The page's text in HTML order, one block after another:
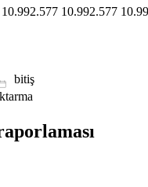
10.992.577 10.992.577
bitiş